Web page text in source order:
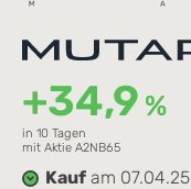
+34,9 %
in 10 Tagen
mit Aktie A2NB65
Kauf am 07.04.25